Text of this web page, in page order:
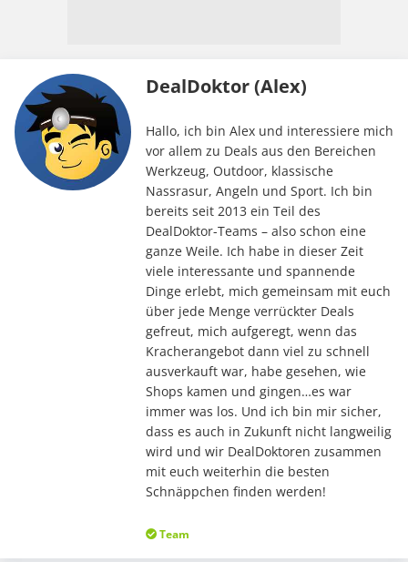
DealDoktor (Alex)
Hallo, ich bin Alex und interessiere mich
vor allem zu Deals aus den Bereichen
Werkzeug, Outdoor, klassische
Nassrasur, Angeln und Sport. Ich bin
bereits seit 2013 ein Teil des
DealDoktor-Teams – also schon eine
ganze Weile. Ich habe in dieser Zeit
viele interessante und spannende
Dinge erlebt, mich gemeinsam mit euch
über jede Menge verrückter Deals
gefreut, mich aufgeregt, wenn das
Kracherangebot dann viel zu schnell
ausverkauft war, habe gesehen, wie
Shops kamen und gingen…es war
immer was los. Und ich bin mir sicher,
dass es auch in Zukunft nicht langweilig
wird und wir DealDoktoren zusammen
mit euch weiterhin die besten
Schnäppchen finden werden!
Team